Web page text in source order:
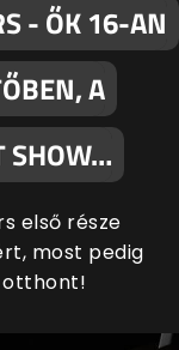
- ŐK 16-AN
A
SHOW…
első része
most pedig
otthont!